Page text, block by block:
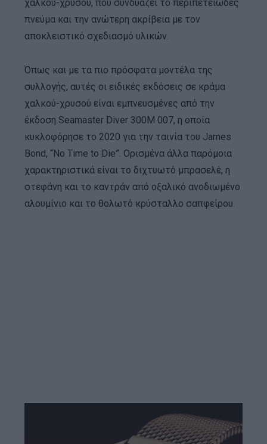
χαλκού-χρυσού, που συνδυάζει το περιπετειώδες
πνεύμα και την ανώτερη ακρίβεια με τον
αποκλειστικό σχεδιασμό υλικών.
Όπως και με τα πιο πρόσφατα μοντέλα της
συλλογής, αυτές οι ειδικές εκδόσεις σε κράμα
χαλκού-χρυσού είναι εμπνευσμένες από την
έκδοση Seamaster Diver 300M 007, η οποία
κυκλοφόρησε το 2020 για την ταινία του James
Bond, “No Time to Die”. Ορισμένα άλλα παρόμοια
χαρακτηριστικά είναι το διχτυωτό μπρασελέ, η
στεφάνη και το καντράν από οξαλικό ανοδιωμένο
αλουμίνιο και το θολωτό κρύσταλλο σαπφείρου.